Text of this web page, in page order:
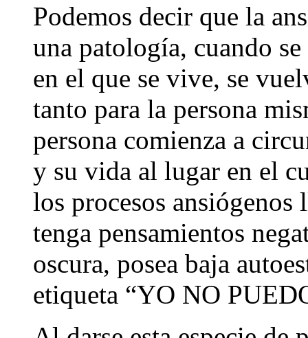
Podemos decir que la
una patología, cuando
en el que se vive, se
tanto para la persona
persona comienza a
y su vida al lugar en el
los procesos ansiógenos
tenga pensamientos
oscura, posea baja
etiqueta “YO NO